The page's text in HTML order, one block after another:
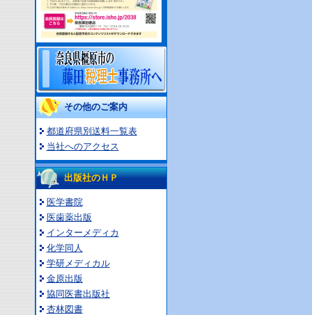
その他のご案内
都道府県別送料一覧表
当社へのアクセス
出版社のＨＰ
医学書院
医歯薬出版
インターメディカ
化学同人
学研メディカル
金原出版
協同医書出版社
杏林図書